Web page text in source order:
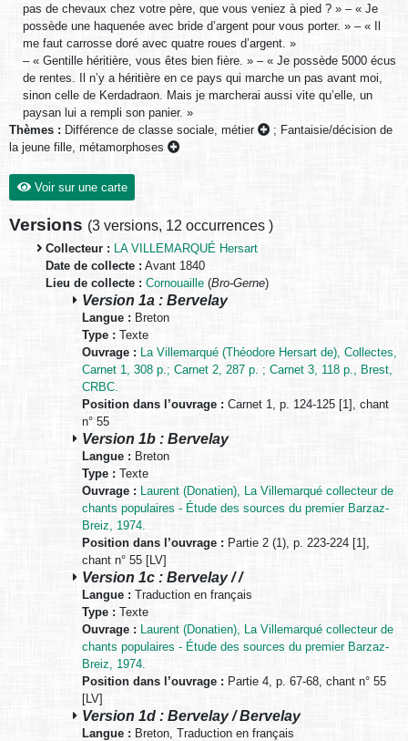
pas de chevaux chez votre père, que vous veniez à pied ? » – « Je
possède une haquenée avec bride d’argent pour vous porter. » – « Il
me faut carrosse doré avec quatre roues d’argent. »
– « Gentille héritière, vous êtes bien fière. » – « Je possède 5000 écus
de rentes. Il n’y a héritière en ce pays qui marche un pas avant moi,
sinon celle de Kerdadraon. Mais je marcherai aussi vite qu’elle, un
paysan lui a rempli son panier. »
Thèmes : Différence de classe sociale, métier ; Fantaisie/décision de
la jeune fille, métamorphoses
Voir sur une carte
Versions (3 versions, 12 occurrences )
Collecteur : LA VILLEMARQUÉ Hersart
Date de collecte : Avant 1840
Lieu de collecte : Cornouaille (Bro-Gerne)
Version 1a : Bervelay
Langue : Breton
Type : Texte
Ouvrage : La Villemarqué (Théodore Hersart de), Collectes,
Carnet 1, 308 p.; Carnet 2, 287 p. ; Carnet 3, 118 p., Brest,
CRBC.
Position dans l’ouvrage : Carnet 1, p. 124-125 [1], chant
n° 55
Version 1b : Bervelay
Langue : Breton
Type : Texte
Ouvrage : Laurent (Donatien), La Villemarqué collecteur de
chants populaires - Étude des sources du premier Barzaz-
Breiz, 1974.
Position dans l’ouvrage : Partie 2 (1), p. 223-224 [1],
chant n° 55 [LV]
Version 1c : Bervelay / /
Langue : Traduction en français
Type : Texte
Ouvrage : Laurent (Donatien), La Villemarqué collecteur de
chants populaires - Étude des sources du premier Barzaz-
Breiz, 1974.
Position dans l’ouvrage : Partie 4, p. 67-68, chant n° 55
[LV]
Version 1d : Bervelay / Bervelay
Langue : Breton, Traduction en français